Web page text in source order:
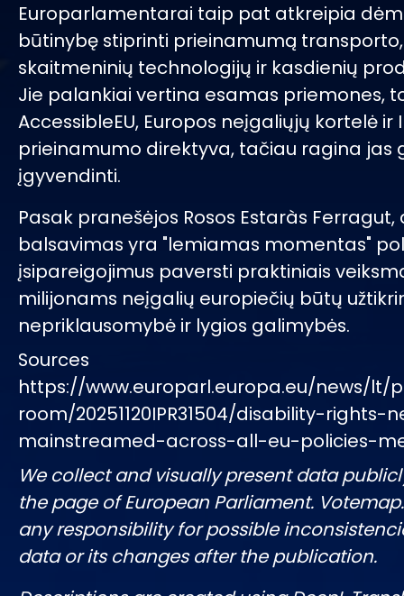
Europarlamentarai taip pat atkreipia
būtinybę stiprinti prieinamumą
skaitmeninių technologijų ir kasdienių
Jie palankiai vertina esamas priemones,
AccessibleEU, Europos neįgaliųjų kortelė
prieinamumo direktyva, tačiau ragina jas
įgyvendinti.
Pasak pranešėjos Rosos Estaràs
balsavimas yra "lemiamas momentas"
įsipareigojimus paversti praktiniais
milijonams neįgalių europiečių būtų
nepriklausomybė ir lygios galimybės.
Sources
https://www.europarl.europa.eu/news/lt/
room/20251120IPR31504/disability-
mainstreamed-across-all-eu-policies-
We collect and visually present data
the page of European Parliament.
any responsibility for possible
data or its changes after the publication.